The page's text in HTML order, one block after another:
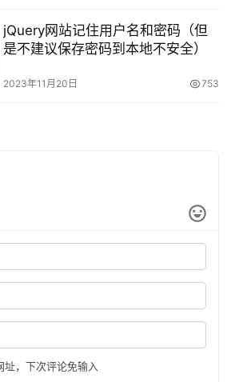
jQuery网站记住用户名和密码（但
是不建议保存密码到本地不安全）
2023年11月20日 753
，下次评论免输入